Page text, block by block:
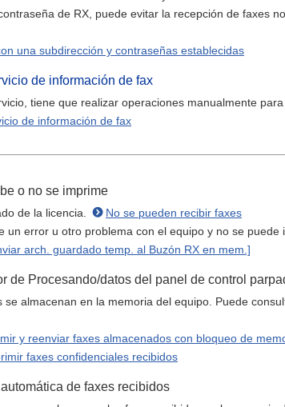
de RX, puede evitar la recepción de faxes
una subdirección y contraseñas establecidas
de información de fax
tiene que realizar operaciones manualmente para
de información de fax
o no se imprime
de la licencia.
No se pueden recibir faxes
un error u otro problema con el equipo y no se
arch. guardado temp. al Buzón RX en mem.]
de Procesando/datos del panel de control
se almacenan en la memoria del equipo. Puede
y reenviar faxes almacenados con bloqueo de
faxes confidenciales recibidos
de faxes recibidos